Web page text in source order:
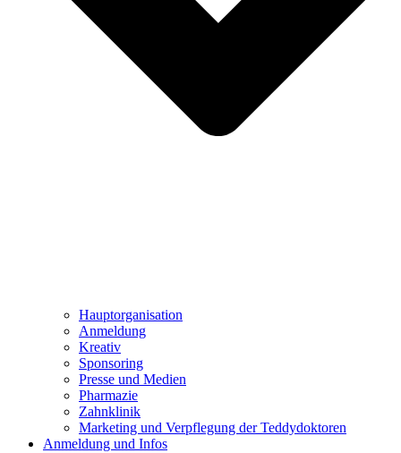
Hauptorganisation
Anmeldung
Kreativ
Sponsoring
Presse und Medien
Pharmazie
Zahnklinik
Marketing und Verpflegung der Teddydoktoren
Anmeldung und Infos